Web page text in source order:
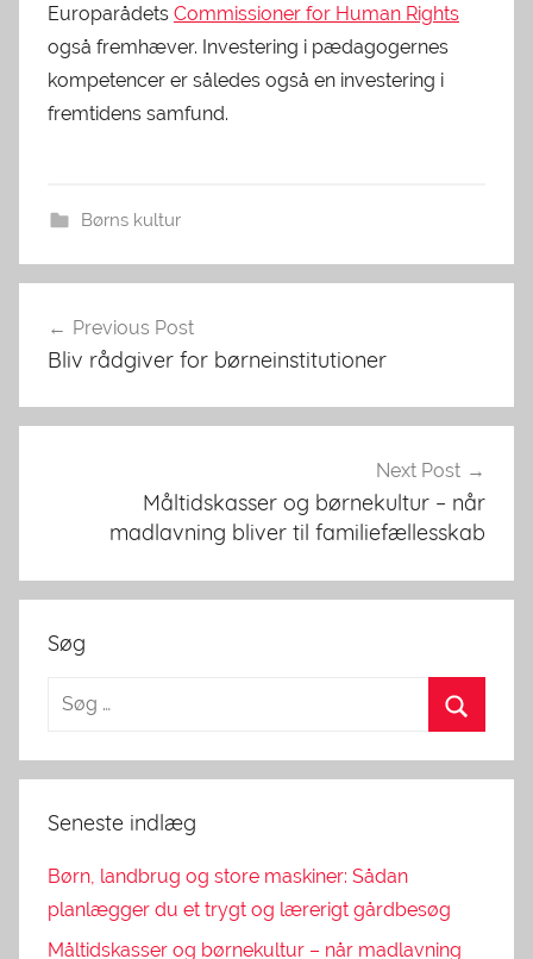
Europarådets Commissioner for Human Rights
også fremhæver. Investering i pædagogernes
kompetencer er således også en investering i
fremtidens samfund.
Børns kultur
Previous Post
Bliv rådgiver for børneinstitutioner
Next Post
Måltidskasser og børnekultur – når
madlavning bliver til familiefællesskab
Søg
Seneste indlæg
Børn, landbrug og store maskiner: Sådan
planlægger du et trygt og lærerigt gårdbesøg
Måltidskasser og børnekultur – når madlavning